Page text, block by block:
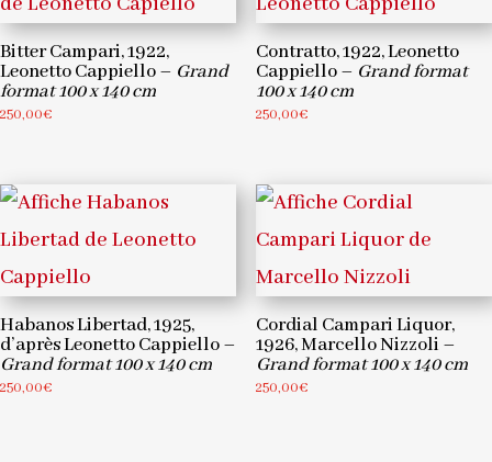
Bitter Campari, 1922,
Leonetto Cappiello – Grand
format 100 x 140 cm
250,00€
Contratto, 1922, Leonetto
Cappiello – Grand format
100 x 140 cm
250,00€
Habanos Libertad, 1925,
d’après Leonetto Cappiello –
Grand format 100 x 140 cm
250,00€
Cordial Campari Liquor,
1926, Marcello Nizzoli –
Grand format 100 x 140 cm
250,00€